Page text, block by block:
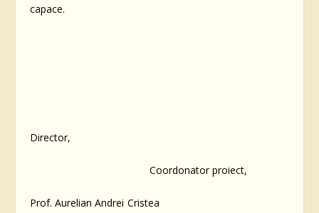
capace.
Director,
Coordonator proiect,
Prof. Aurelian Andrei Cristea